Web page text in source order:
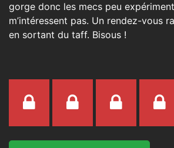
gorge donc les mecs peu
m’intéressent pas. Un rendez-vous
en sortant du taff. Bisous !